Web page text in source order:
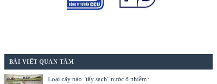
BÀI VIẾT QUAN TÂM
Loại cây nào "tẩy sạch" nước ô nhiễm?